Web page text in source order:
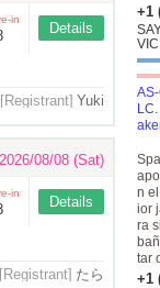
in
Details
[Registrant] Yuki
2026/08/08 (Sat)
in
Details
[Registrant] たら
+1
n
ior
ra
tar
+1